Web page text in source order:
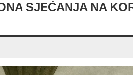
SJEĆANJA NA